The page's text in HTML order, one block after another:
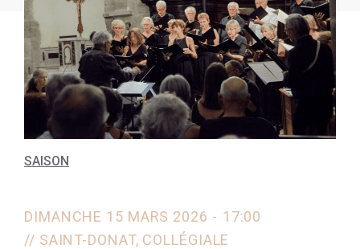
SAISON
DIMANCHE 15 MARS 2026 - 17:00
// SAINT-DONAT, COLLÉGIALE